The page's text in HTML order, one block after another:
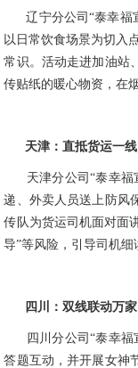
辽宁分公司“泰幸福
以日常饮食场景为切入
常识。活动走进加油站
传贴纸的暖心物资，在
天津：直抵货运一线
天津分公司“泰幸
递、外卖人员送上防风
传队为货运司机面对面
导”等风险，引导司机
四川：双线联动万家
四川分公司“泰幸
答题互动，并开展女神